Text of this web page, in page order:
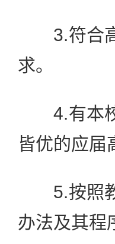
3.符合高
求。
4.有本校
皆优的应届
5.按照教
办法及其程